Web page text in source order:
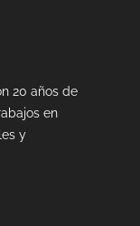
20 años de
en
y